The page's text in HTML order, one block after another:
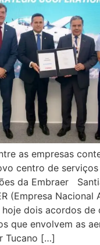
as empresas
centro de
da Embraer
(Empresa Nacional
hoje dois acordos de
que envolvem as
Tucano […]